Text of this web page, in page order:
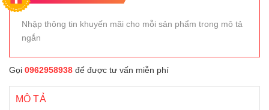
Nhập thông tin khuyến mãi cho mỗi sản phẩm trong mô tả
ngắn
Gọi 0962958938 để được tư vấn miễn phí
MÔ TẢ